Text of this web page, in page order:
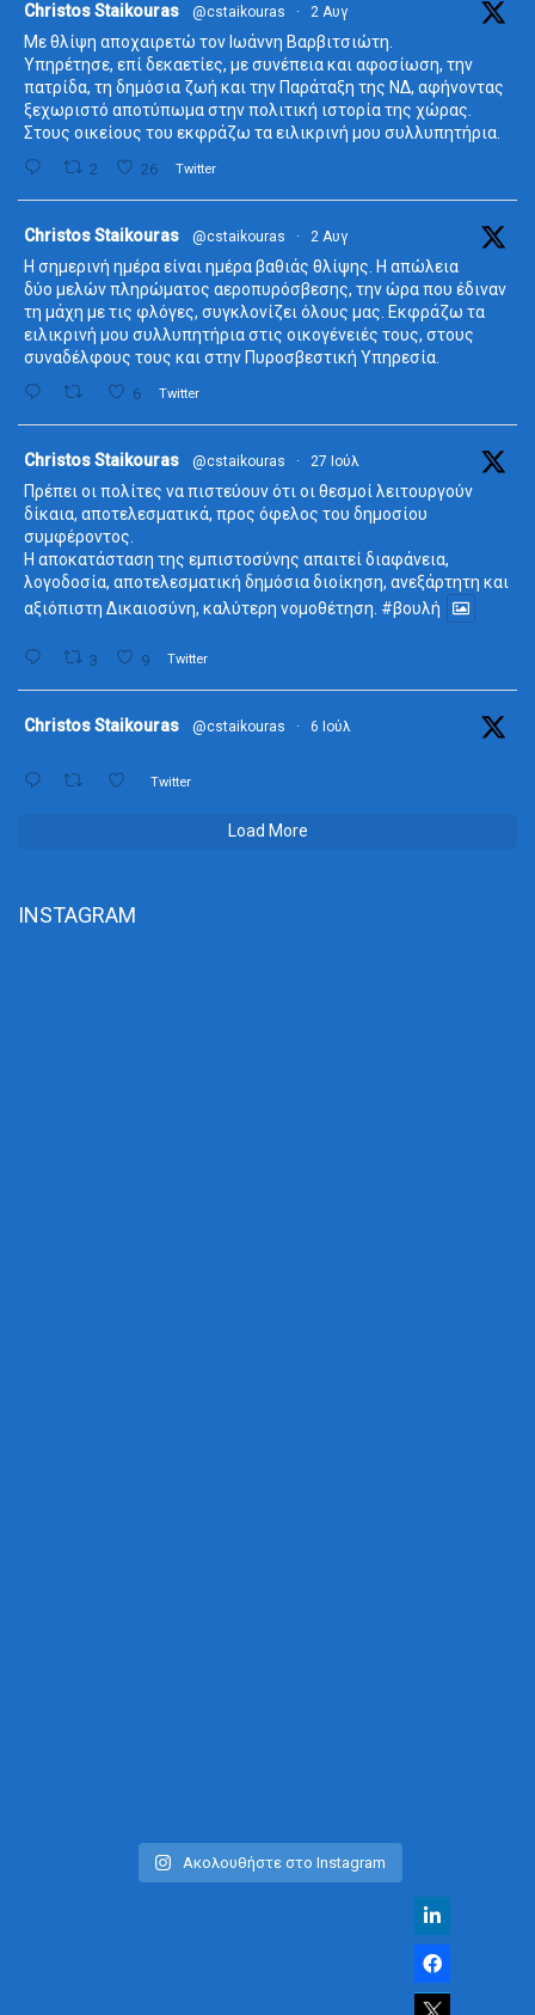
Christos Staikouras @cstaikouras · 2 Αυγ
Με θλίψη αποχαιρετώ τον Ιωάννη Βαρβιτσιώτη.
Υπηρέτησε, επί δεκαετίες, με συνέπεια και αφοσίωση, την
πατρίδα, τη δημόσια ζωή και την Παράταξη της ΝΔ, αφήνοντας
ξεχωριστό αποτύπωμα στην πολιτική ιστορία της χώρας.
Στους οικείους του εκφράζω τα ειλικρινή μου συλλυπητήρια.
2 26 Twitter
Christos Staikouras @cstaikouras · 2 Αυγ
Η σημερινή ημέρα είναι ημέρα βαθιάς θλίψης. Η απώλεια
δύο μελών πληρώματος αεροπυρόσβεσης, την ώρα που έδιναν
τη μάχη με τις φλόγες, συγκλονίζει όλους μας. Εκφράζω τα
ειλικρινή μου συλλυπητήρια στις οικογένειές τους, στους
συναδέλφους τους και στην Πυροσβεστική Υπηρεσία.
6 Twitter
Christos Staikouras @cstaikouras · 27 Ιούλ
Πρέπει οι πολίτες να πιστεύουν ότι οι θεσμοί λειτουργούν
δίκαια, αποτελεσματικά, προς όφελος του δημοσίου
συμφέροντος.
Η αποκατάσταση της εμπιστοσύνης απαιτεί διαφάνεια,
λογοδοσία, αποτελεσματική δημόσια διοίκηση, ανεξάρτητη και
αξιόπιστη Δικαιοσύνη, καλύτερη νομοθέτηση. #βουλή
3 9 Twitter
Christos Staikouras @cstaikouras · 6 Ιούλ
Twitter
Load More
INSTAGRAM
Ακολουθήστε στο Instagram